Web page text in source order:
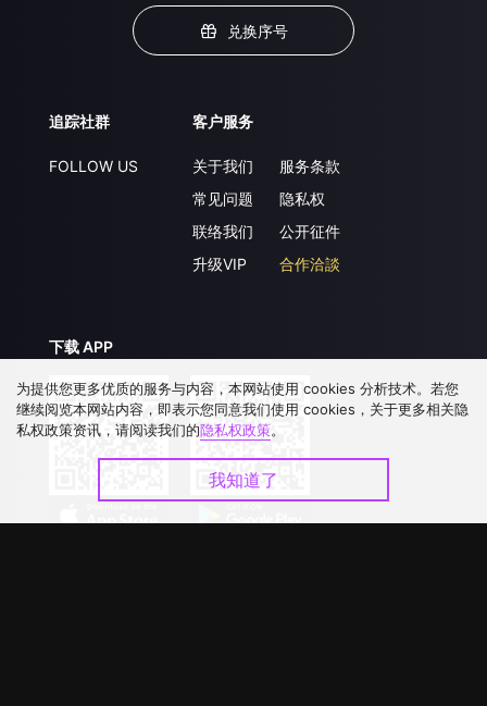
兑换序号
追踪社群
FOLLOW US
客户服务
关于我们
常见问题
联络我们
升级VIP
服务条款
隐私权
公开征件
合作洽談
下载 APP
为提供您更多优质的服务与内容，本网站使用 cookies 分析技术。若您
继续阅览本网站内容，即表示您同意我们使用 cookies，关于更多相关隐
私权政策资讯，请阅读我们的隐私权政策。
我知道了